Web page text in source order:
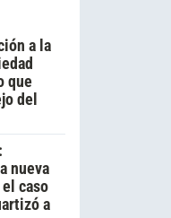
a la
que
del
nueva
caso
a